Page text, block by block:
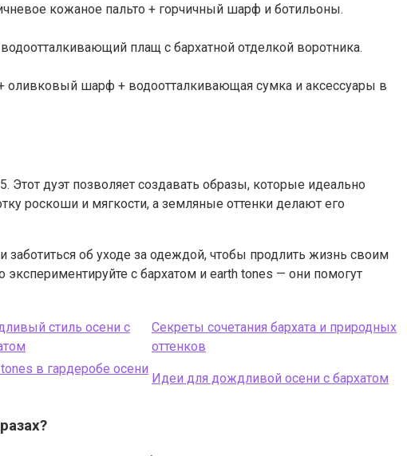
кожаное пальто + горчичный шарф и ботильоны.
плащ с бархатной отделкой воротника.
оливковый шарф + водоотталкивающая сумка и аксессуары в
дуэт позволяет создавать образы, которые идеально
роскоши и мягкости, а земляные оттенки делают его
об уходе за одеждой, чтобы продлить жизнь своим
с бархатом и earth tones — они помогут
стиль осени с
Секреты сочетания бархата и природных
оттенков
tones в гардеробе осени
Идеи для дождливой осени с бархатом